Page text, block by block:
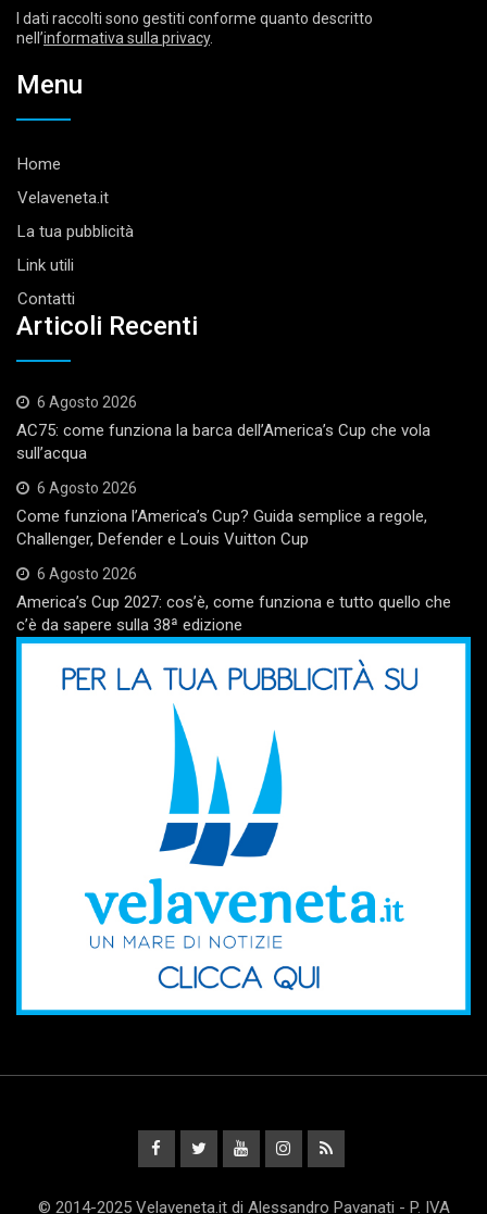
I dati raccolti sono gestiti conforme quanto descritto
nell’informativa sulla privacy.
Menu
Home
Velaveneta.it
La tua pubblicità
Link utili
Contatti
Articoli Recenti
6 Agosto 2026
AC75: come funziona la barca dell’America’s Cup che vola
sull’acqua
6 Agosto 2026
Come funziona l’America’s Cup? Guida semplice a regole,
Challenger, Defender e Louis Vuitton Cup
6 Agosto 2026
America’s Cup 2027: cos’è, come funziona e tutto quello che
c’è da sapere sulla 38ª edizione
© 2014-2025 Velaveneta.it di Alessandro Pavanati - P. IVA